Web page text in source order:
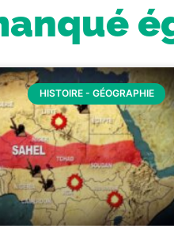
HISTOIRE - GÉOGRAPHIE